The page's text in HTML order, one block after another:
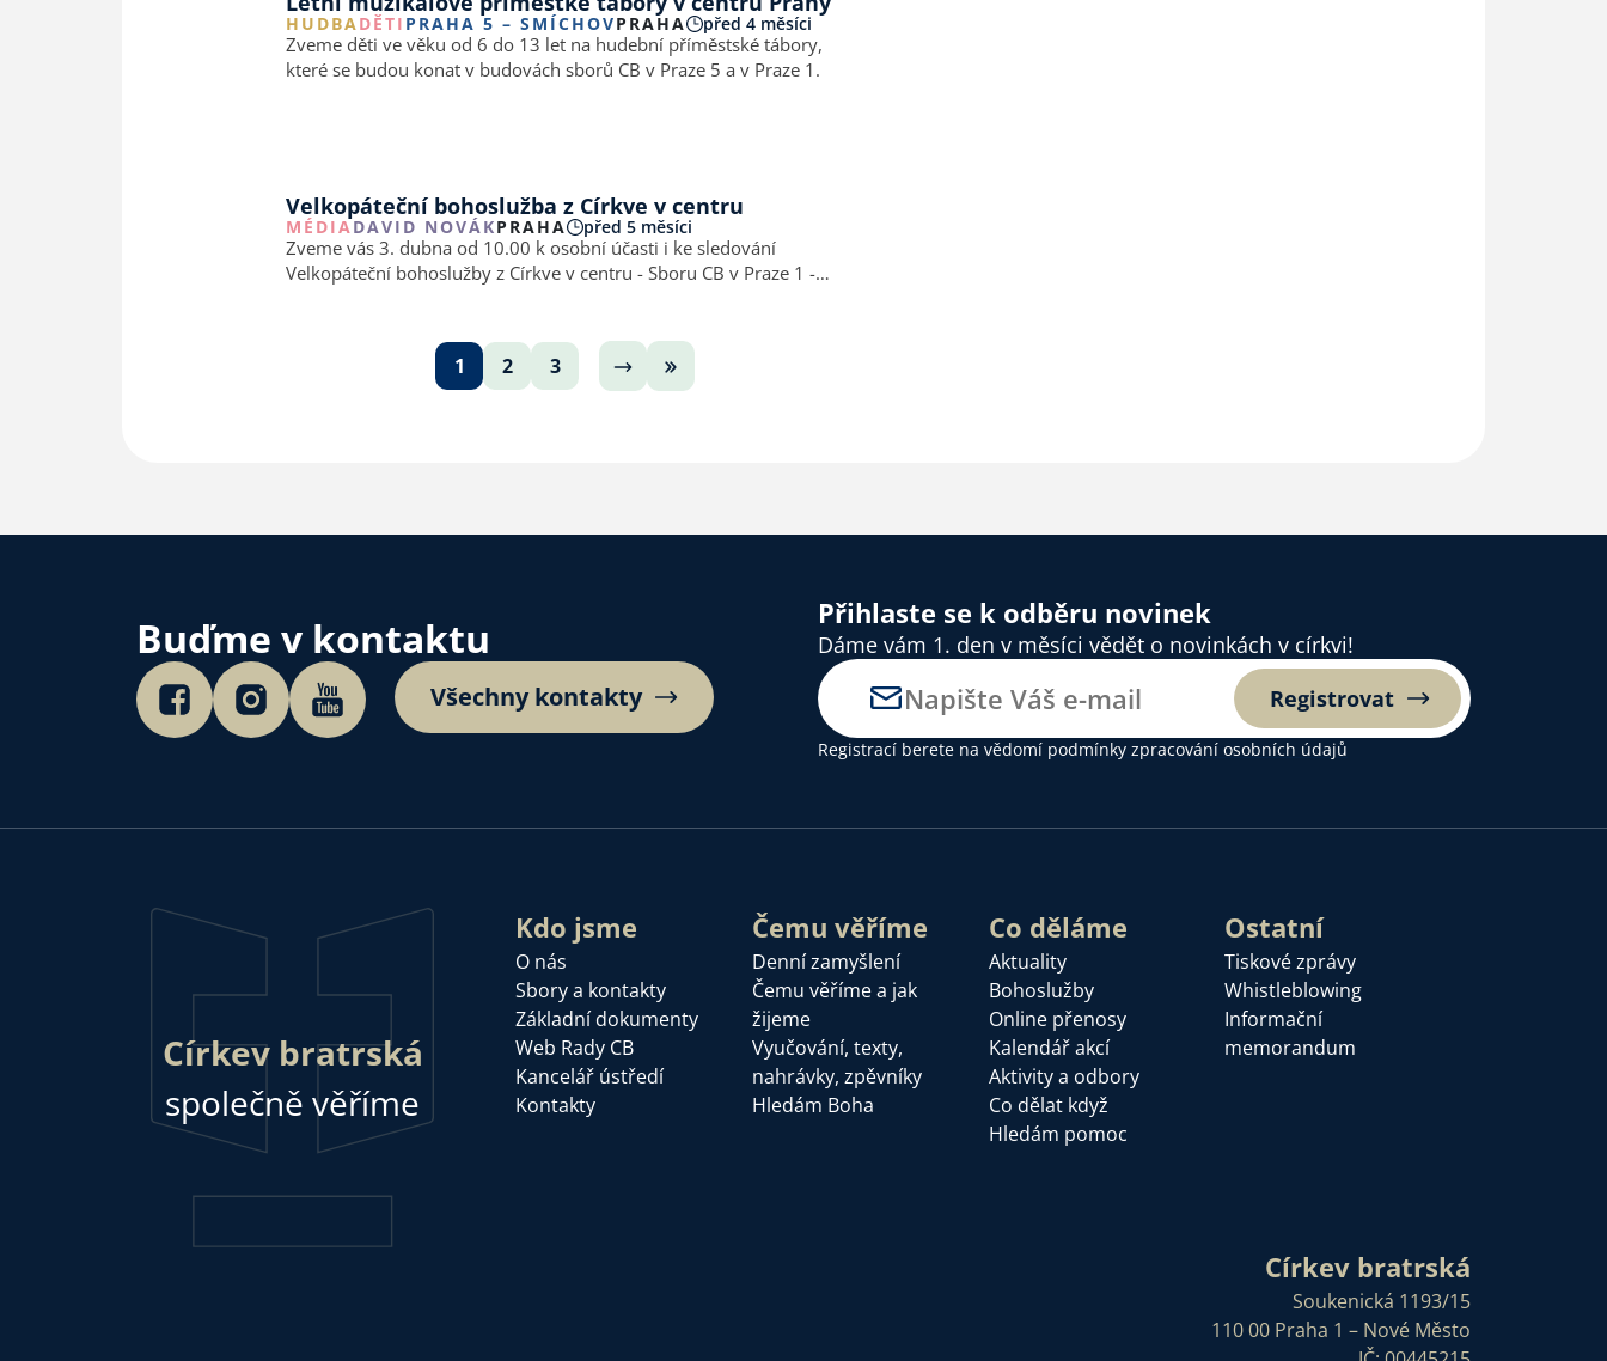
HUDBADĚTI PRAHA 5 – SMÍCHOVPRAHA před 4 měsíci
Zveme děti ve věku od 6 do 13 let na hudební příměstské tábory,
které se budou konat v budovách sborů CB v Praze 5 a v Praze 1.
Velkopáteční bohoslužba z Církve v centru
MÉDIADAVID NOVÁKPRAHA před 5 měsíci
Zveme vás 3. dubna od 10.00 k osobní účasti i ke sledování
Velkopáteční bohoslužby z Církve v centru - Sboru CB v Praze 1 -
1 2 3
Buďme v kontaktu
Všechny kontakty
Přihlaste se k odběru novinek
Dáme vám 1. den v měsíci vědět o novinkách v církvi!
Registrovat
Registrací berete na vědomí podmínky zpracování osobních údajů
Církev bratrská
společně věříme
Kdo jsme
O nás
Sbory a kontakty
Základní dokumenty
Web Rady CB
Kancelář ústředí
Kontakty
Čemu věříme
Denní zamyšlení
Čemu věříme a jak
žijeme
Vyučování, texty,
nahrávky, zpěvníky
Hledám Boha
Co děláme
Aktuality
Bohoslužby
Online přenosy
Kalendář akcí
Aktivity a odbory
Co dělat když
Hledám pomoc
Ostatní
Tiskové zprávy
Whistleblowing
Informační
memorandum
Církev bratrská
Soukenická 1193/15
110 00 Praha 1 – Nové Město